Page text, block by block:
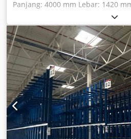
Panjang: 4000 mm Lebar: 1420
mm Kapasitas beban: 10 ton
mm Lebar tapak: 1000 mm
elektrik: Ya, dengan kendali
Dimensi P x L x T: 4,0 x 1,42 x
timbal Gerobak pengangkut